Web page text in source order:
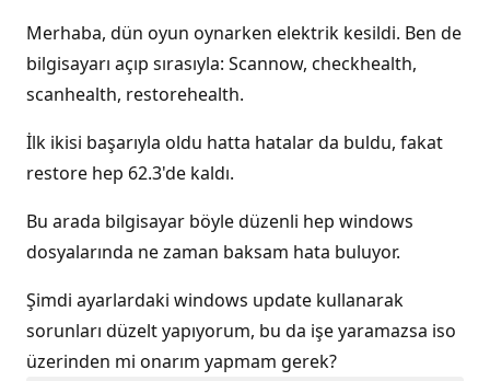
Merhaba, dün oyun oynarken elektrik kesildi. Ben de
bilgisayarı açıp sırasıyla: Scannow, checkhealth,
scanhealth, restorehealth.
İlk ikisi başarıyla oldu hatta hatalar da buldu, fakat
restore hep 62.3'de kaldı.
Bu arada bilgisayar böyle düzenli hep windows
dosyalarında ne zaman baksam hata buluyor.
Şimdi ayarlardaki windows update kullanarak
sorunları düzelt yapıyorum, bu da işe yaramazsa iso
üzerinden mi onarım yapmam gerek?